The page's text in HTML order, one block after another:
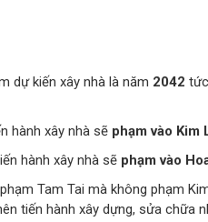
dự kiến xây nhà là năm 2042
hành xây nhà sẽ phạm vào Kim
hành xây nhà sẽ phạm vào
Tam Tai mà không phạm
tiến hành xây dựng, sửa chữa